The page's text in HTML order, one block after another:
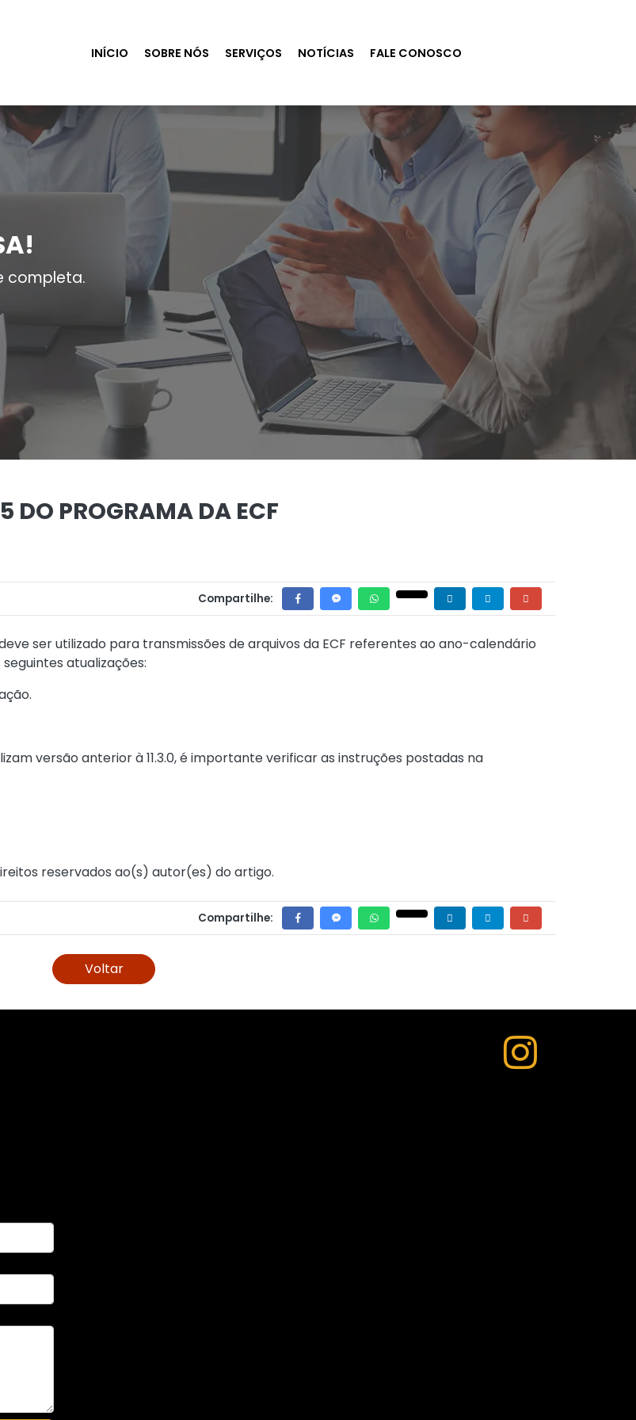
INÍCIO SOBRE NÓS SERVIÇOS NOTÍCIAS FALE CONOSCO
completa.
DO PROGRAMA DA ECF
Compartilhe:
ser utilizado para transmissões de arquivos da ECF referentes ao ano-calendário
atualizações:
versão anterior à 11.3.0, é importante verificar as instruções postadas na
reservados ao(s) autor(es) do artigo.
Compartilhe:
Voltar